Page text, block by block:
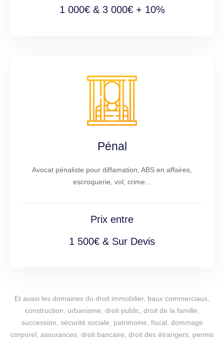
1 000€ & 3 000€ + 10%
Pénal
Avocat pénaliste pour diffamation, ABS en affaires,
escroquerie, vol, crime...
Prix entre
1 500€ & Sur Devis
Et aussi les domaines du droit immobilier, baux commerciaux,
construction, urbanisme, droit public, droit de la famille,
succession, sécurité sociale, patrimoine, fiscal, dommage
corporel, assurances, droit bancaire, droit des étrangers, permis